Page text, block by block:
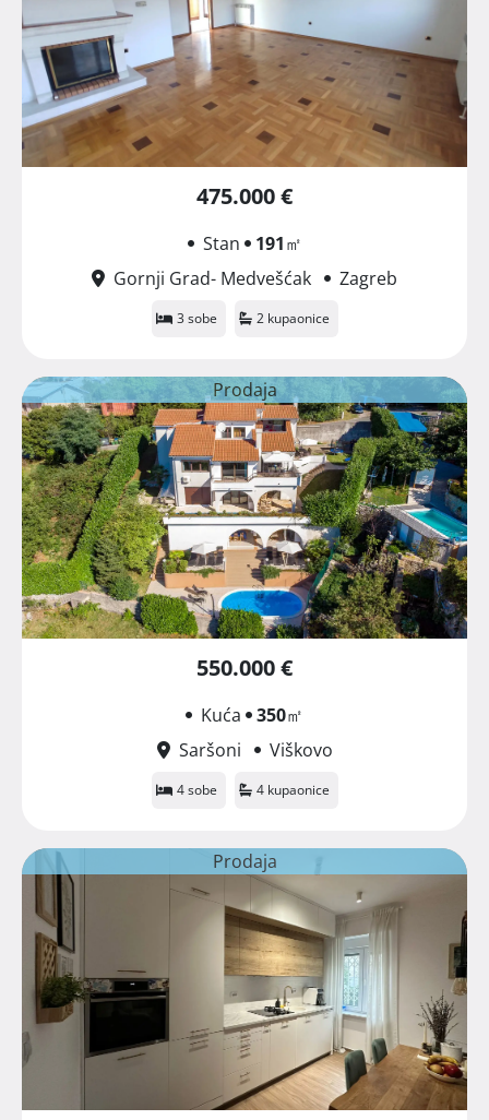
475.000 €
Stan 191㎡
Gornji Grad- Medvešćak
Zagreb
3 sobe 2 kupaonice
Prodaja
550.000 €
Kuća 350㎡
Saršoni
Viškovo
4 sobe 4 kupaonice
Prodaja